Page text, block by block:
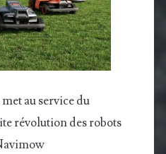
au service du
révolution des robots